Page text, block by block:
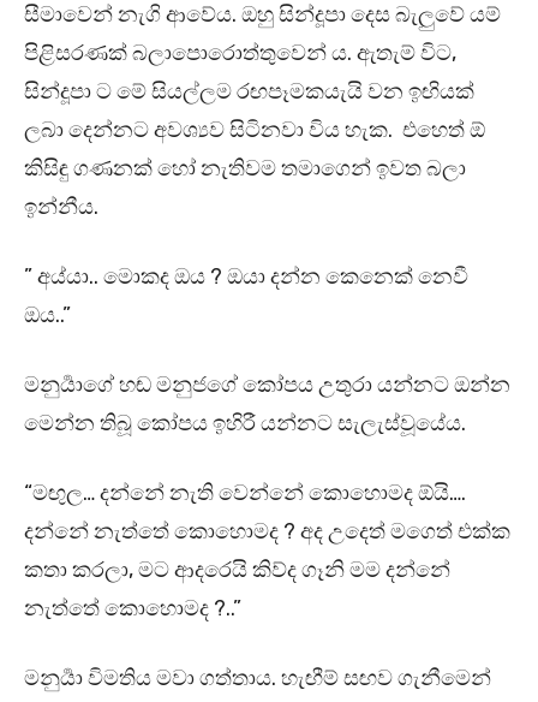
සීමාවෙන් නැගි ආවේය. ඔහු සින්දූපා දෙස බැලුවේ යම්
පිළිසරණක් බලාපොරොත්තුවෙන් ය. ඇතැම් විට,
සින්දූපා ට මේ සියල්ලම රඟපෑමකයැයි වන ඉඟියක්
ලබා දෙන්නට අවශ්‍යව සිටිනවා විය හැක. එහෙත් ඕ
කිසිඳු ගණනක් හෝ නැතිවම තමාගෙන් ඉවත බලා
ඉන්නීය.
” අය්යා.. මොකද ඔය ? ඔයා දන්න කෙනෙක් නෙවී
ඔය..”
මනුර්‍යාගේ හඬ මනුජගේ කෝපය උතුරා යන්නට ඔන්න
මෙන්න තිබූ කෝපය ඉහිරී යන්නට සැලැස්වූයේය.
“මඟුල… දන්නේ නැති වෙන්නේ කොහොමද ඕයි….
දන්නේ නැත්තේ කොහොමද ? අද උදෙත් මගෙත් එක්ක
කතා කරලා, මට ආදරෙයි කිව්ද ගෑනි මම දන්නේ
නැත්තේ කොහොමද ?..”
මනුර්‍යා විමතිය මවා ගත්තාය. හැඟීම් සඟව ගැනීමෙන්